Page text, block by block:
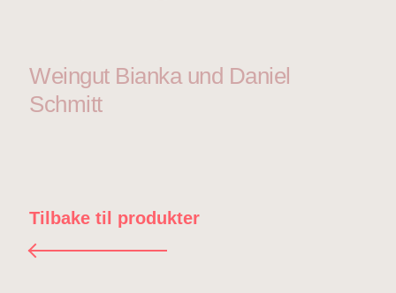
Weingut Bianka und Daniel
Schmitt
Tilbake til produkter